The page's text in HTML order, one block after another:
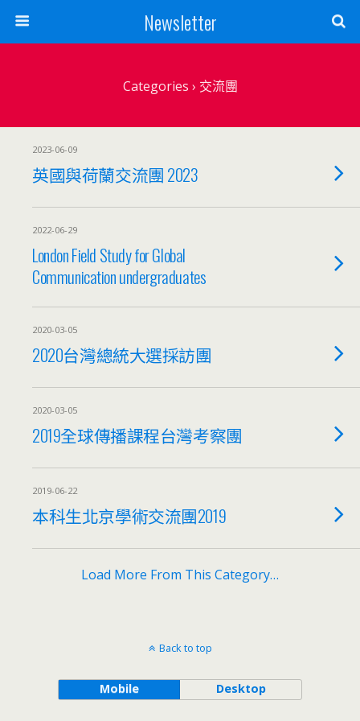
Newsletter
Categories › 交流團
2023-06-09
英國與荷蘭交流團 2023
2022-06-29
London Field Study for Global
Communication undergraduates
2020-03-05
2020台灣總統大選採訪團
2020-03-05
2019全球傳播課程台灣考察團
2019-06-22
本科生北京學術交流團2019
Load More From This Category…
Back to top
Mobile Desktop